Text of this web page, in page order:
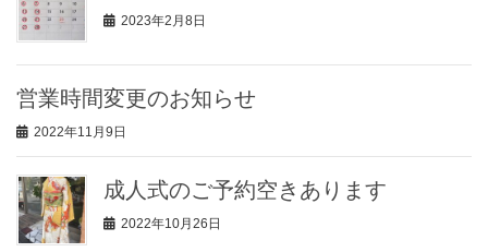
2023年2月8日
営業時間変更のお知らせ
2022年11月9日
成人式のご予約空きあります
2022年10月26日